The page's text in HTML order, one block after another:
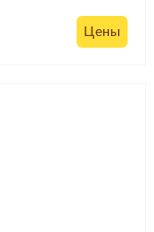
Цены